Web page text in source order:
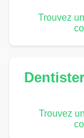
Trouvez
Trouvez